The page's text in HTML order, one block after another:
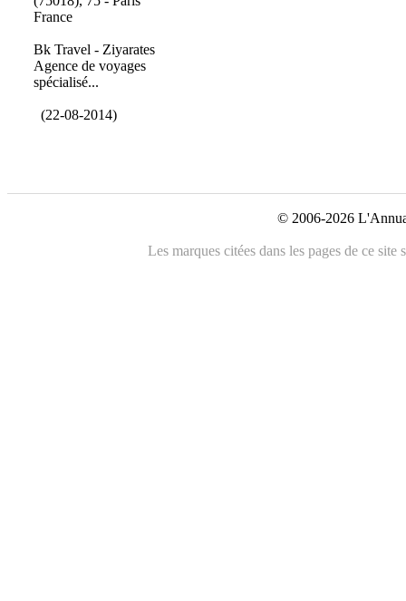
France
Bk Travel - Ziyarates
Agence de voyages
spécialisé...
(22-08-2014)
© 2006-2026
Les marques citées dans les pages de ce